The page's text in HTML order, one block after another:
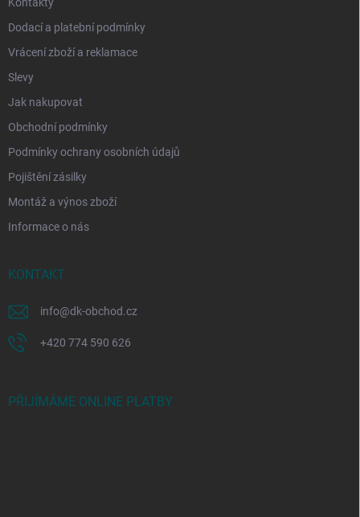
Dodací a platební podmínky
Vrácení zboží a reklamace
Slevy
Jak nakupovat
Obchodní podmínky
Podmínky ochrany osobních údajů
Pojištění zásilky
Montáž a výnos zboží
Informace o nás
KONTAKT
info@dk-obchod.cz
+420 774 590 626
PŘIJÍMÁME ONLINE PLATBY